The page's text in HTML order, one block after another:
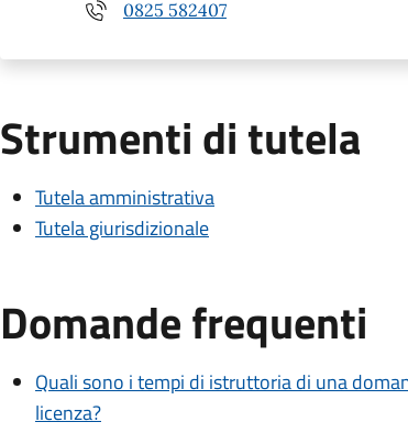
0825 582407
Strumenti di tutela
Tutela amministrativa
Tutela giurisdizionale
Domande frequenti
Quali sono i tempi di istruttoria di una
licenza?